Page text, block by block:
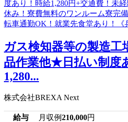
ガス検知器等の製造工
品作業他★日払い制度
1,280...
株式会社BREXA Next
給与 月収例210,000円